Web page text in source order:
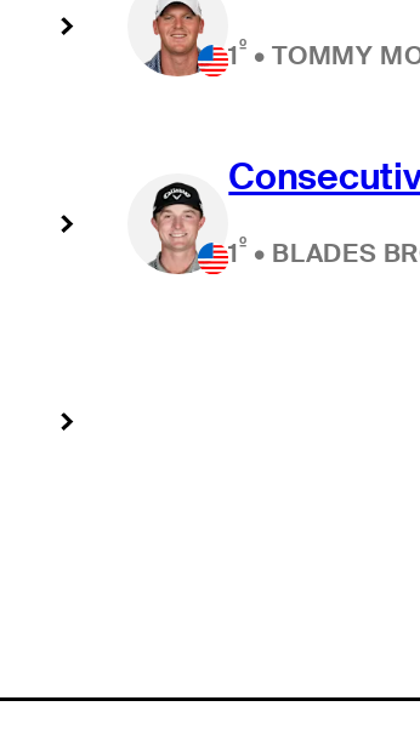
1º •TOMMY
1º • BLADES